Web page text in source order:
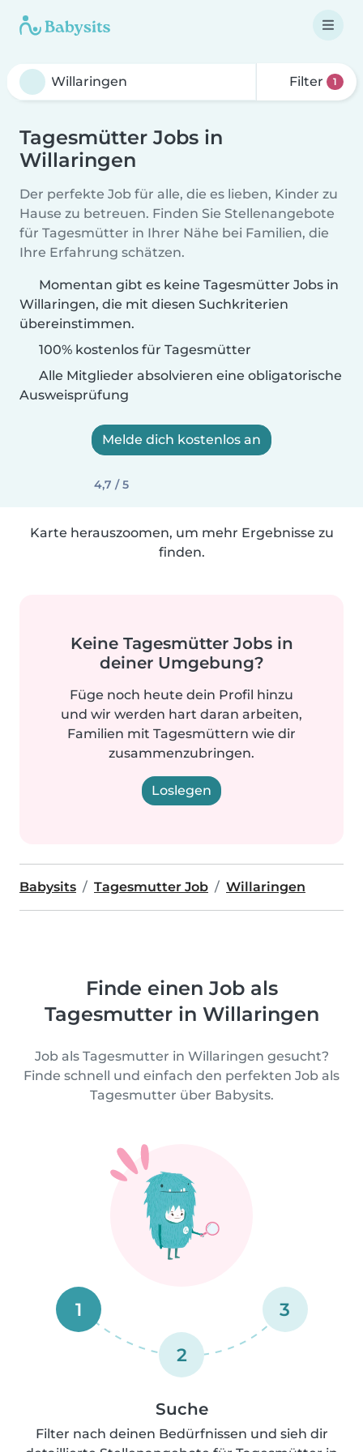
Filter 1
Tagesmütter Jobs in
Willaringen
Der perfekte Job für alle, die es lieben, Kinder zu
Hause zu betreuen. Finden Sie Stellenangebote
für Tagesmütter in Ihrer Nähe bei Familien, die
Ihre Erfahrung schätzen.
Momentan gibt es keine Tagesmütter Jobs in
Willaringen, die mit diesen Suchkriterien
übereinstimmen.
100% kostenlos für Tagesmütter
Alle Mitglieder absolvieren eine obligatorische
Ausweisprüfung
Melde dich kostenlos an
4,7 / 5
Karte herauszoomen, um mehr Ergebnisse zu
finden.
Keine Tagesmütter Jobs in
deiner Umgebung?
Füge noch heute dein Profil hinzu
und wir werden hart daran arbeiten,
Familien mit Tagesmüttern wie dir
zusammenzubringen.
Loslegen
Babysits Tagesmutter Job Willaringen
Finde einen Job als
Tagesmutter in Willaringen
Job als Tagesmutter in Willaringen gesucht?
Finde schnell und einfach den perfekten Job als
Tagesmutter über Babysits.
1
2
3
Suche
Filter nach deinen Bedürfnissen und sieh dir